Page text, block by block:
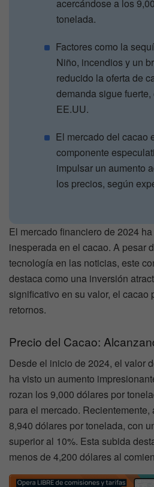
acercándose a los
tonelada.
Factores como la
Niño, incendios y un
reducido la oferta de
demanda sigue
EE.UU.
El mercado del cacao
componente
impulsar un aumento
los precios, según
El mercado financiero de 2024
inesperada en el cacao. A pesar
tecnología en las noticias, este
destaca como una inversión
significativo en su valor, el cacao
retornos.
Precio del Cacao:
Desde el inicio de 2024, el valor
ha visto un aumento
rozan los 9,000 dólares por
para el mercado.
8,940 dólares por tonelada, con
superior al 10%. Esta subida
menos de 4,200 dólares al